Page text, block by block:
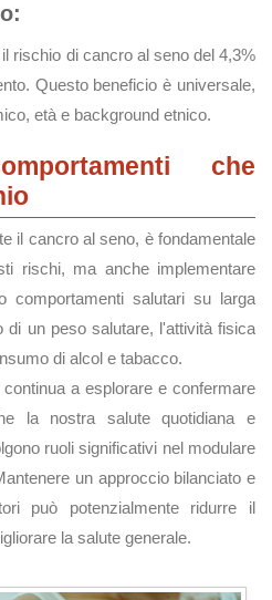
rischio di cancro al seno del 4,3%
Questo beneficio è universale,
età e background etnico.
che
il cancro al seno, è fondamentale
rischi, ma anche implementare
comportamenti salutari su larga
di un peso salutare, l'attività fisica
di alcol e tabacco.
a esplorare e confermare
la nostra salute quotidiana e
ruoli significativi nel modulare
un approccio bilanciato e
può potenzialmente ridurre il
la salute generale.